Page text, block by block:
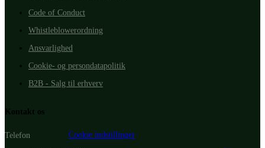
Code of Conduct
Whistleblowerordning
Ansvarlighed
Cookie- og persondatapolitik
B2B - Salg til erhverv
Kontakt os
Telefon Cookie indstillinger